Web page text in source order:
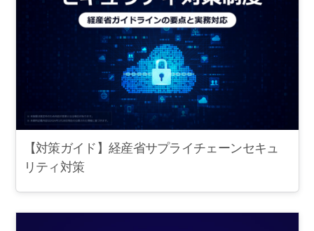
【対策ガイド】経産省サプライチェーンセキュ
リティ対策